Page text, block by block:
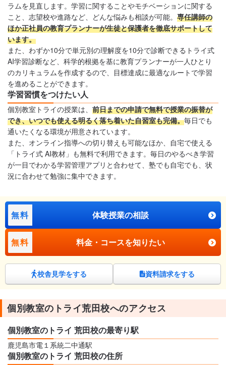
ラムを見直します。学習に関することやモチベーションに関する
こと、志望校や進路など、どんな悩みも相談が可能。 専任講師の
ほか正社員の教育プランナーが生徒と保護者を徹底サポートして
います。
また、わずか10分で単元別の理解度を10分で診断できるトライ式
AI学習診断など、科学的根拠を基に教育プランナーが一人ひとり
のカリキュラムを作成するので、目標達成に最適なルートで学習
を進めることができます。
学習習慣をつけたい人
個別教室トライの授業は、 前日までの申請で無料で授業の振替が
でき、いつでも使える明るく落ち着いた自習室も完備。毎日でも
通いたくなる環境が用意されています。
また、オンライン指導への切り替えも可能なほか、自宅で使える
「トライ式 AI教材」も無料で利用できます。毎日のやるべき学習
が一目でわかる学習管理アプリと合わせて、塾でも自宅でも、状
況に合わせて勉強に集中できます。
無料 体験授業の相談
無料 料金・コースを知りたい
校舎見学をする 資料請求をする
個別教室のトライ荒田校へのアクセス
個別教室のトライ 荒田校の最寄り駅
鹿児島市電１系統二中通駅
個別教室のトライ 荒田校の住所